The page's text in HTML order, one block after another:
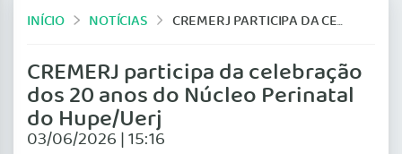
INÍCIO NOTÍCIAS CREMERJ PARTICIPA DA CELEBRAÇÃO DOS 20 ANOS DO NÚCLEO PERINATAL DO HUPE/UERJ
CREMERJ participa da celebração
dos 20 anos do Núcleo Perinatal
do Hupe/Uerj
03/06/2026 | 15:16